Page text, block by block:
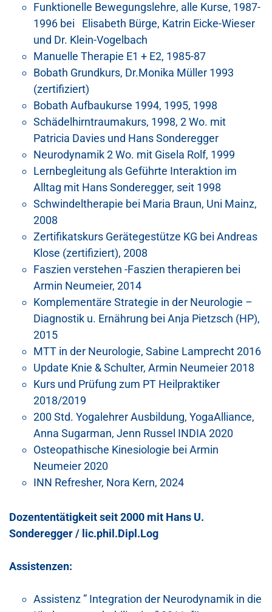
Funktionelle Bewegungslehre, alle Kurse, 1987-
1996 bei Elisabeth Bürge, Katrin Eicke-Wieser
und Dr. Klein-Vogelbach
Manuelle Therapie E1 + E2, 1985-87
Bobath Grundkurs, Dr.Monika Müller 1993
(zertifiziert)
Bobath Aufbaukurse 1994, 1995, 1998
Schädelhirntraumakurs, 1998, 2 Wo. mit
Patricia Davies und Hans Sonderegger
Neurodynamik 2 Wo. mit Gisela Rolf, 1999
Lernbegleitung als Geführte Interaktion im
Alltag mit Hans Sonderegger, seit 1998
Schwindeltherapie bei Maria Braun, Uni Mainz,
2008
Zertifikatskurs Gerätegestütze KG bei Andreas
Klose (zertifiziert), 2008
Faszien verstehen -Faszien therapieren bei
Armin Neumeier, 2014
Komplementäre Strategie in der Neurologie –
Diagnostik u. Ernährung bei Anja Pietzsch (HP),
2015
MTT in der Neurologie, Sabine Lamprecht 2016
Update Knie & Schulter, Armin Neumeier 2018
Kurs und Prüfung zum PT Heilpraktiker
2018/2019
200 Std. Yogalehrer Ausbildung, YogaAlliance,
Anna Sugarman, Jenn Russel INDIA 2020
Osteopathische Kinesiologie bei Armin
Neumeier 2020
INN Refresher, Nora Kern, 2024
Dozententätigkeit seit 2000 mit Hans U.
Sonderegger / lic.phil.Dipl.Log
Assistenzen:
Assistenz ” Integration der Neurodynamik in die